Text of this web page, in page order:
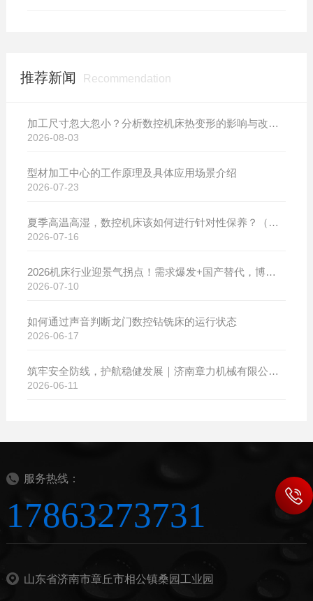
推荐新闻 Recommendation
加工尺寸忽大忽小？分析数控机床热变形的影响与改善方案
2026-08-03
型材加工中心的工作原理及具体应用场景介绍
2026-07-23
夏季高温高湿，数控机床该如何进行针对性保养？（附冬夏维保异同对比）
2026-07-16
2026机床行业迎景气拐点！需求爆发+国产替代，博斯曼数控设备产销两旺发货忙
2026-07-10
如何通过声音判断龙门数控钻铣床的运行状态
2026-06-17
筑牢安全防线，护航稳健发展｜济南章力机械有限公司开展2026年安全生产月系列活动
2026-06-11
服务热线：
17863273731
山东省济南市章丘市相公镇桑园工业园